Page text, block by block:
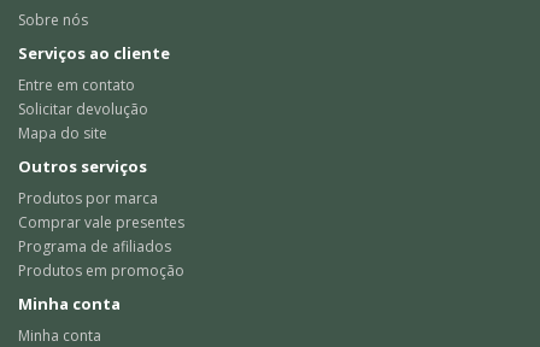
Sobre nós
Serviços ao cliente
Entre em contato
Solicitar devolução
Mapa do site
Outros serviços
Produtos por marca
Comprar vale presentes
Programa de afiliados
Produtos em promoção
Minha conta
Minha conta